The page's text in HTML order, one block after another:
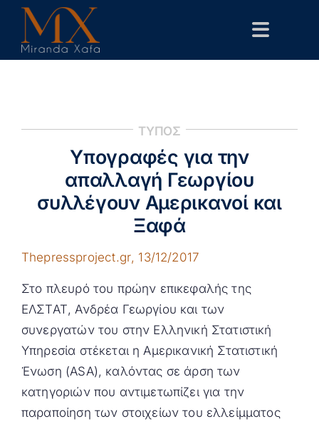
Skip
content
Toggle
Αρχική
Δημόσιες Παρεμβάσεις
Επιστημονικά
Επικοινωνία
ΤΥΠΟΣ
Υπογραφές για την
απαλλαγή Γεωργίου
συλλέγουν Αμερικανοί και
Ξαφά
Thepressproject.gr, 13/12/2017
Στο πλευρό του πρώην επικεφαλής της
ΕΛΣΤΑΤ, Ανδρέα Γεωργίου και των
συνεργατών του στην Ελληνική Στατιστική
Υπηρεσία στέκεται η Αμερικανική Στατιστική
Ένωση (ASA), καλόντας σε άρση των
κατηγοριών που αντιμετωπίζει για την
παραποίηση των στοιχείων του ελλείμματος